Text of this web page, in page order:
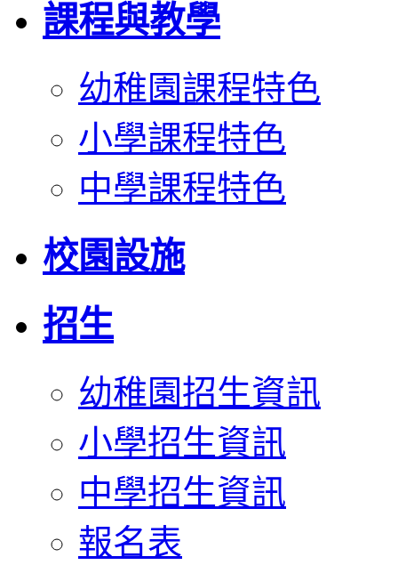
課程與教學
幼稚園課程特色
小學課程特色
中學課程特色
校園設施
招生
幼稚園招生資訊
小學招生資訊
中學招生資訊
報名表